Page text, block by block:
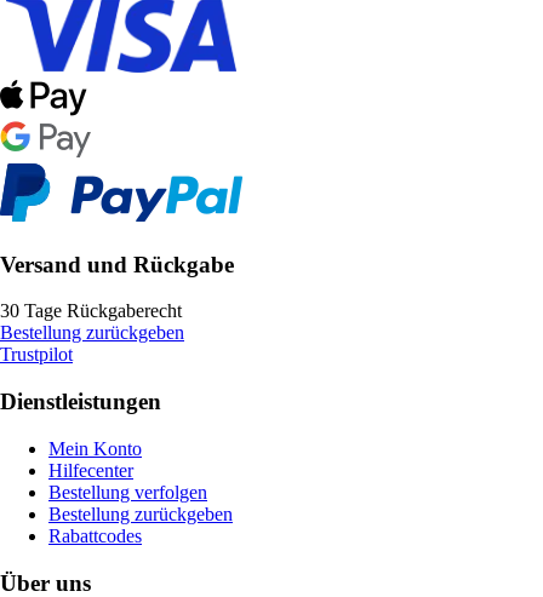
Versand und Rückgabe
30 Tage Rückgaberecht
Bestellung zurückgeben
Trustpilot
Dienstleistungen
Mein Konto
Hilfecenter
Bestellung verfolgen
Bestellung zurückgeben
Rabattcodes
Über uns